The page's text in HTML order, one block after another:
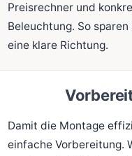
Preisrechner und
Beleuchtung. So
eine klare Richtung.
Damit die Montage
einfache Vorbereitung.